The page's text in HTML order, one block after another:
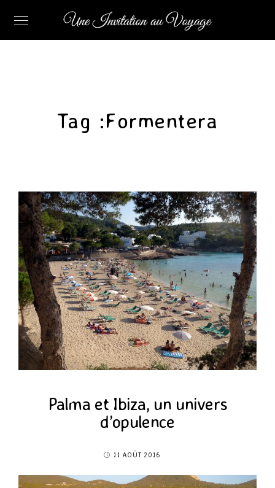
Tag :Formentera
Palma et Ibiza, un univers
d’opulence
11 AOÛT 2016